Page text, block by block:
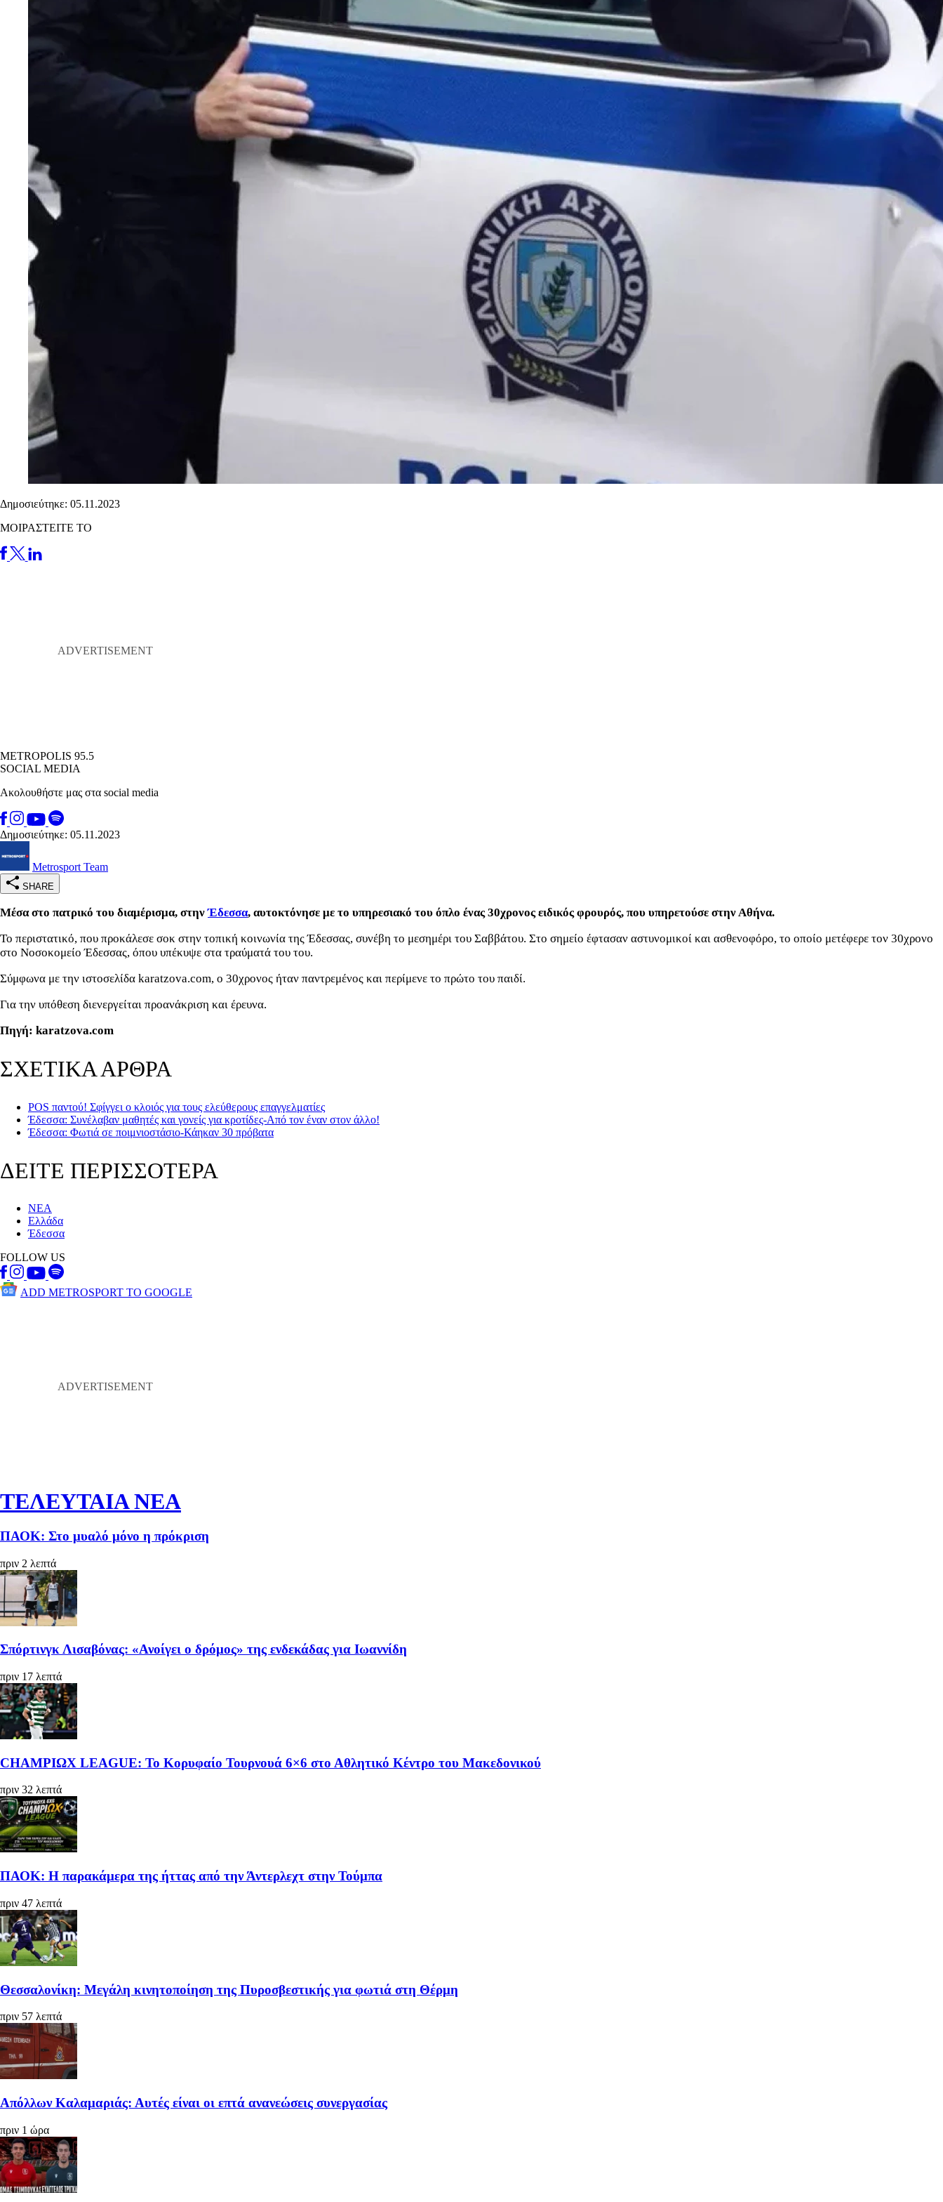
Δημοσιεύτηκε: 05.11.2023
ΜΟΙΡΑΣΤΕΙΤΕ ΤΟ
METROPOLIS 95.5
SOCIAL MEDIA
Ακολουθήστε μας στα social media
Δημοσιεύτηκε: 05.11.2023
Metrosport Team
SHARE
Μέσα στο πατρικό του διαμέρισμα, στηνΈδεσσα, αυτοκτόνησε με το υπηρεσιακό του όπλο ένας 30χρονος ειδικός φρουρός, που υπηρετούσε στην Αθήνα.
Το περιστατικό, που προκάλεσε σοκ στην τοπική κοινωνία της Έδεσσας, συνέβη το μεσημέρι του Σαββάτου. Στο σημείο έφτασαν αστυνομικοί και ασθενοφόρο, το οποίο μετέφερε τον 30χρονο
στο Νοσοκομείο Έδεσσας, όπου υπέκυψε στα τραύματά του του.
Σύμφωνα με την ιστοσελίδα karatzova.com, ο 30χρονος ήταν παντρεμένος και περίμενε το πρώτο του παιδί.
Για την υπόθεση διενεργείται προανάκριση και έρευνα.
Πηγή: karatzova.com
ΣΧΕΤΙΚΑ ΑΡΘΡΑ
POS παντού! Σφίγγει ο κλοιός για τους ελεύθερους επαγγελματίες
Έδεσσα: Συνέλαβαν μαθητές και γονείς για κροτίδες-Από τον έναν στον άλλο!
Έδεσσα: Φωτιά σε ποιμνιοστάσιο-Κάηκαν 30 πρόβατα
ΔΕΙΤΕ ΠΕΡΙΣΣΟΤΕΡΑ
ΝΕΑ
Ελλάδα
Έδεσσα
FOLLOW US
ADD METROSPORT TO GOOGLE
ΤΕΛΕΥΤΑΙΑ ΝΕΑ
ΠΑΟΚ: Στο μυαλό μόνο η πρόκριση
πριν 2 λεπτά
Σπόρτινγκ Λισαβόνας: «Ανοίγει ο δρόμος» της ενδεκάδας για Ιωαννίδη
πριν 17 λεπτά
CHAMPIΩΧ LEAGUE: Το Κορυφαίο Τουρνουά 6×6 στο Αθλητικό Κέντρο του Μακεδονικού
πριν 32 λεπτά
ΠΑΟΚ: Η παρακάμερα της ήττας από την Άντερλεχτ στην Τούμπα
πριν 47 λεπτά
Θεσσαλονίκη: Μεγάλη κινητοποίηση της Πυροσβεστικής για φωτιά στη Θέρμη
πριν 57 λεπτά
Απόλλων Καλαμαριάς: Αυτές είναι οι επτά ανανεώσεις συνεργασίας
πριν 1 ώρα